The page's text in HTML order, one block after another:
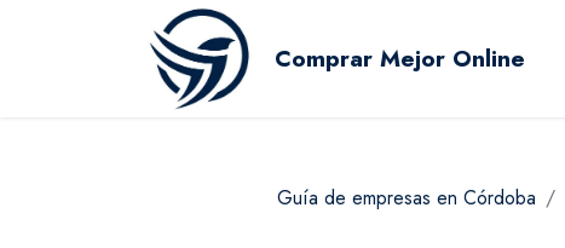
Comprar Mejor Online
Guía de empresas en Córdoba